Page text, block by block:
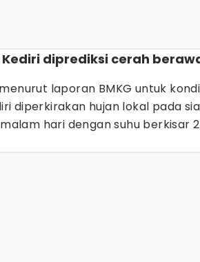
Kediri diprediksi cerah
laporan BMKG untuk
diperkirakan hujan lokal pada
hari dengan suhu berkisar